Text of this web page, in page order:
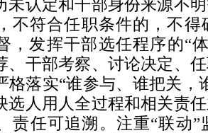
未认定和干部身份来源不
不符合任职条件的，不得
，发挥干部选任程序的“
、干部考察、讨论决定、
格落实“谁参与、谁把关，
选人用人全过程和相关责
责任可追溯。注重“联动